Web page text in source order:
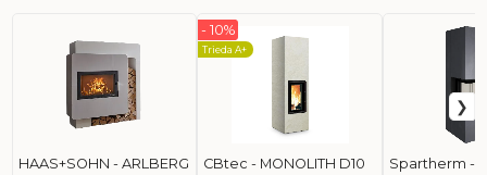
HAAS+SOHN - ARLBERG
CBtec - MONOLITH D10
Trieda A+
- 10%
Spartherm -